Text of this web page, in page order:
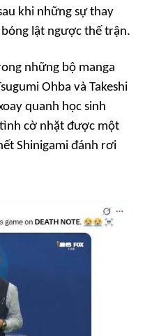
khi những sự thay
lật ngược thế trận.
những bộ manga
Ohba và Takeshi
quanh học sinh
cờ nhặt được một
Shinigami đánh rơi